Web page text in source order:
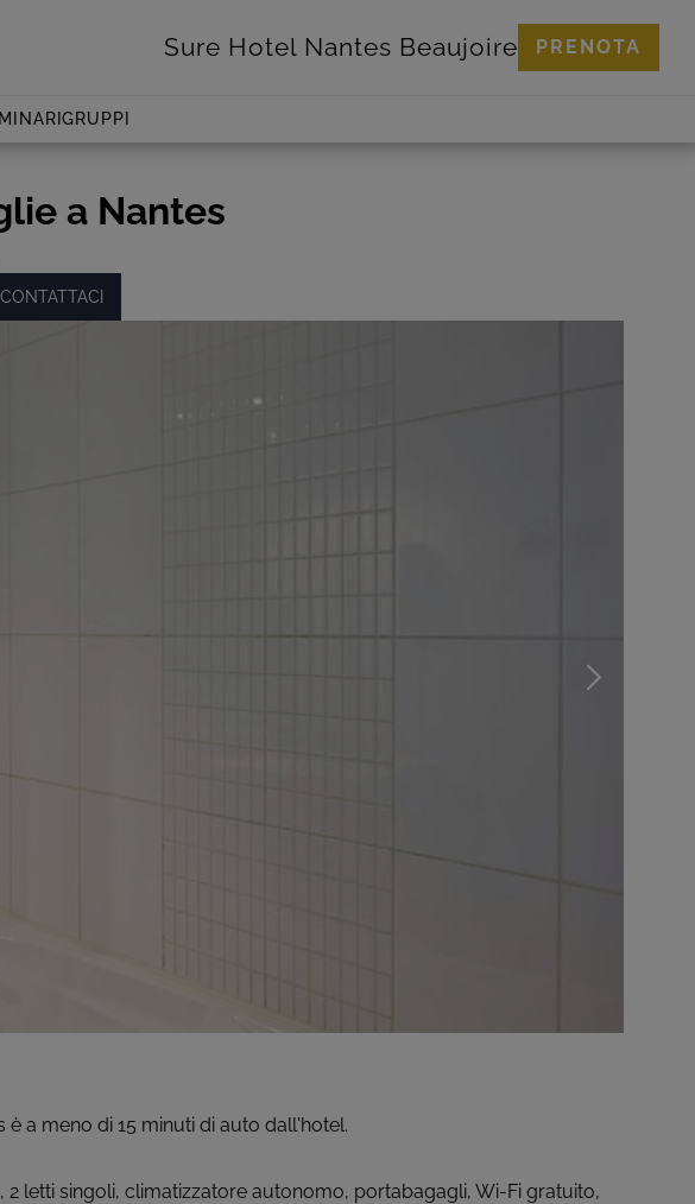
Sure Hotel Nantes Beaujoire PRENOTA
GRUPPI
a Nantes
CONTATTACI
a meno di 15 minuti di auto dall'hotel.
letti singoli, climatizzatore autonomo, portabagagli, Wi-Fi gratuito,